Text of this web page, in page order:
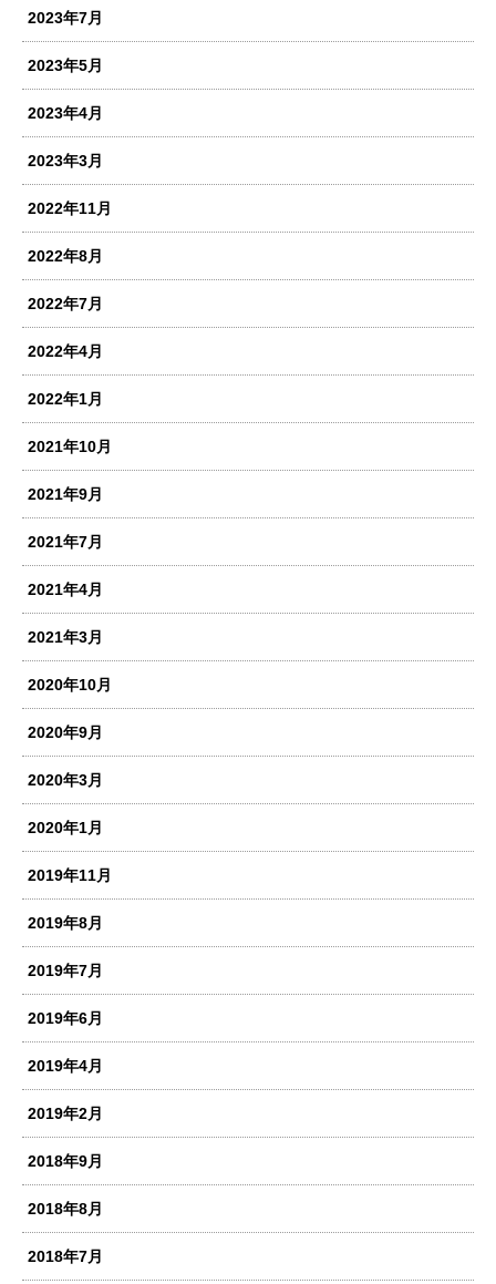
2023年7月
2023年5月
2023年4月
2023年3月
2022年11月
2022年8月
2022年7月
2022年4月
2022年1月
2021年10月
2021年9月
2021年7月
2021年4月
2021年3月
2020年10月
2020年9月
2020年3月
2020年1月
2019年11月
2019年8月
2019年7月
2019年6月
2019年4月
2019年2月
2018年9月
2018年8月
2018年7月